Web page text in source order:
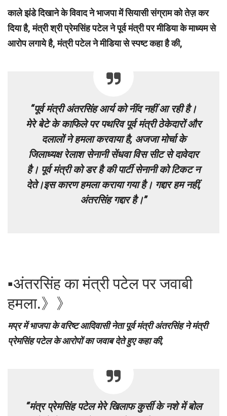
काले झंडे दिखाने के विवाद ने भाजपा में सियासी संग्राम को तेज़ कर
दिया है, मंत्री श्री प्रेमसिंह पटेल ने पूर्व मंत्री पर मीडिया के माध्यम से
आरोप लगाये है, मंत्री पटेल ने मीडिया से स्पष्ट कहा है की,
“पूर्व मंत्री अंतरसिंह आर्य को नींद नहीं आ रही है।
मेरे बेटे के काफिले पर पथरिव पूर्व मंत्री ठेकेदारों और
दलालों ने हमला करवाया है, अजजा मोर्चा के
जिलाध्यक्ष रेलाश सेनानी सेंधवा विस सीट से दावेदार
है। पूर्व मंत्री को डर है की पार्टी सेनानी को टिकट न
देते।इस कारण हमला कराया गया है। गद्दार हम नहीं,
अंतरसिंह गद्दार है।”
▪︎अंतरसिंह का मंत्री पटेल पर जवाबी
हमला.》》
मप्र में भाजपा के वरिष्ट आदिवासी नेता पूर्व मंत्री अंतरसिंह ने मंत्री
प्रेमसिंह पटेल के आरोपों का जवाब देते हुए कहा की,
“मंत्र प्रेमसिंह पटेल मेरे खिलाफ कुर्सी के नशे में बोल